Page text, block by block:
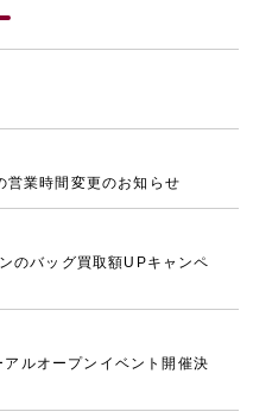
業時間変更のお知らせ
のバッグ買取額UPキャンペ
ルオープンイベント開催決